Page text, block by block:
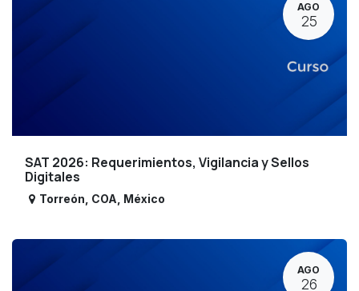
AGO
25
SAT 2026: Requerimientos, Vigilancia y Sellos
Digitales
Torreón COA México
AGO
26